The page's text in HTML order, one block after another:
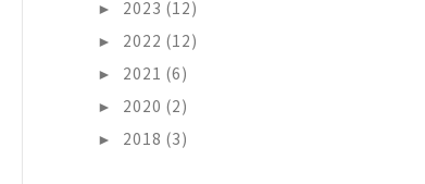
►
2023 (12)
►
2022 (12)
►
2021 (6)
►
2020 (2)
►
2018 (3)